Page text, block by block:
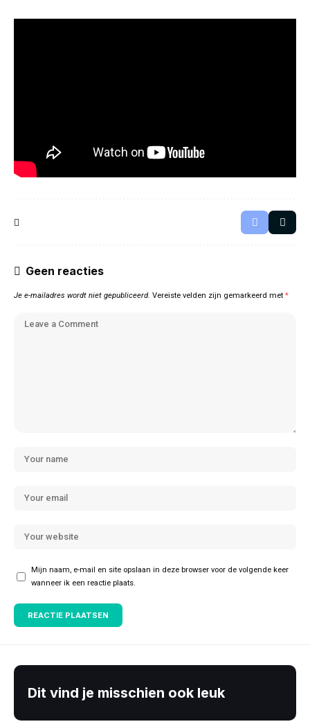
Geen reacties
Je e-mailadres wordt niet gepubliceerd. Vereiste velden zijn gemarkeerd met *
Mijn naam, e-mail en site opslaan in deze browser voor de volgende keer
wanneer ik een reactie plaats.
Dit vind je misschien ook leuk